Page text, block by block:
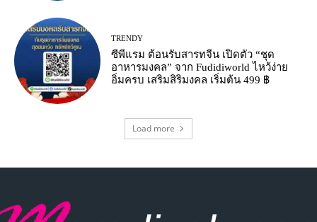
TRENDY
ซีพีแรม ต้อนรับสารทจีน เปิดตัว “ชุด
อาหารมงคล” จาก Fudidiworld ไหว้ง่าย
อิ่มครบ เสริมสิริมงคล เริ่มต้น 499 ฿
Load more